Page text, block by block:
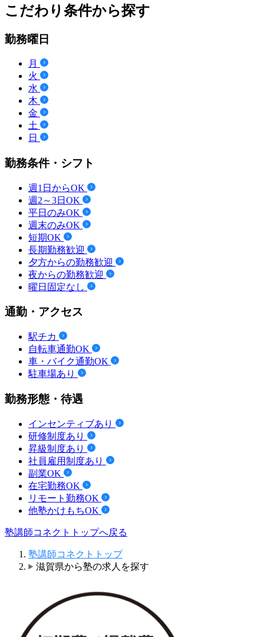
こだわり条件から探す
勤務曜日
月
火
水
木
金
土
日
勤務条件・シフト
週1日からOK
週2～3日OK
平日のみOK
週末のみOK
短期OK
長期勤務歓迎
夕方からの勤務歓迎
夜からの勤務歓迎
曜日固定なし
通勤・アクセス
駅チカ
自転車通勤OK
車・バイク通勤OK
駐車場あり
勤務形態・待遇
インセンティブあり
研修制度あり
昇級制度あり
社員雇用制度あり
副業OK
在宅勤務OK
リモート勤務OK
他塾かけもちOK
塾講師コネクトトップへ戻る
塾講師コネクトトップ
滋賀県から塾の求人を探す